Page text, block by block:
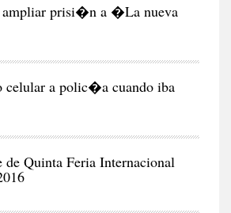
ampliar prisi�n a �La nueva
a polic�a cuando iba
Quinta Feria Internacional